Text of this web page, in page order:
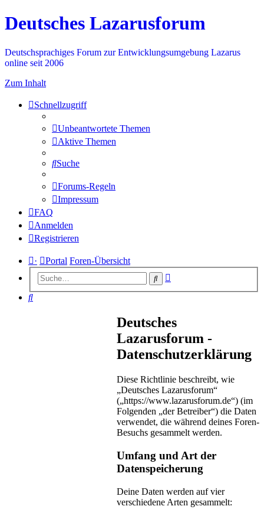
Deutsches Lazarusforum
Deutschsprachiges Forum zur Entwicklungsumgebung Lazarus
online seit 2006
Zum Inhalt
Schnellzugriff
Unbeantwortete Themen
Aktive Themen
Suche
Forums-Regeln
Impressum
FAQ
Anmelden
Registrieren
· Portal Foren-Übersicht
Suche
Suche
Deutsches
Lazarusforum -
Datenschutzerklärung
Diese Richtlinie beschreibt, wie
„Deutsches Lazarusforum“
(„https://www.lazarusforum.de“) (im
Folgenden „der Betreiber“) die Daten
verwendet, die während deines Foren-
Besuchs gesammelt werden.
Umfang und Art der
Datenspeicherung
Deine Daten werden auf vier
verschiedene Arten gesammelt: